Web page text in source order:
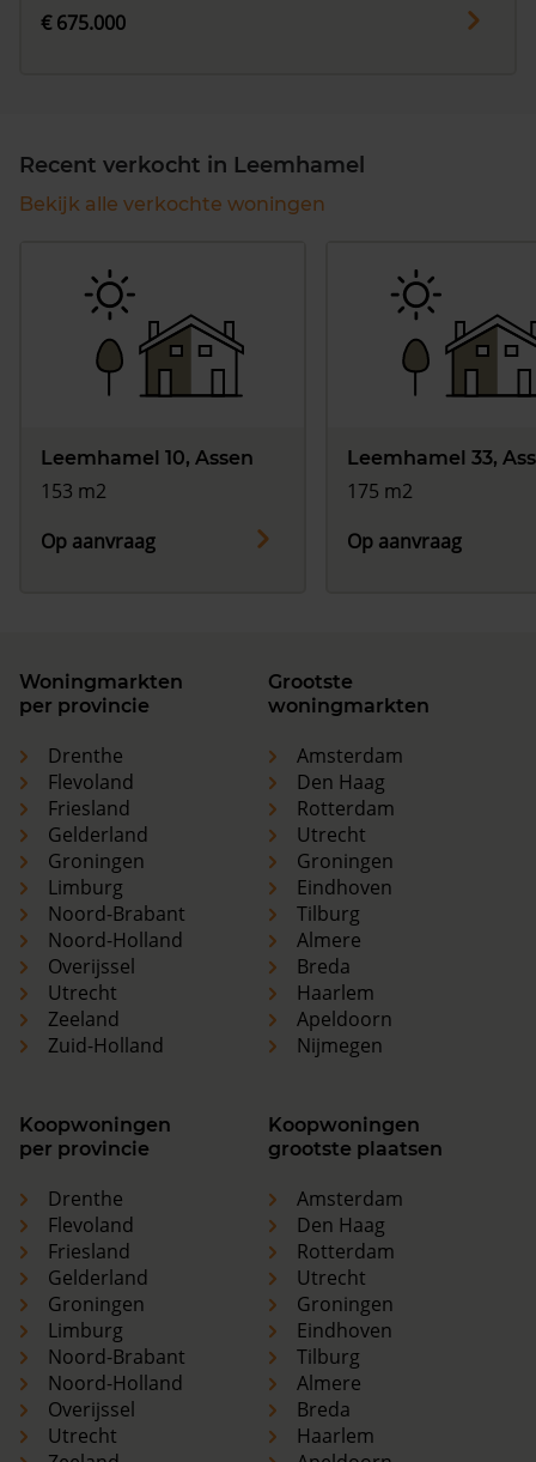
€ 675.000
Recent verkocht in Leemhamel
Bekijk alle verkochte woningen
Leemhamel 10, Assen
153 m2
Op aanvraag
Leemhamel 33,
175 m2
Op aanvraag
Woningmarkten
per provincie
Drenthe
Flevoland
Friesland
Gelderland
Groningen
Limburg
Noord-Brabant
Noord-Holland
Overijssel
Utrecht
Zeeland
Zuid-Holland
Grootste
woningmarkten
Amsterdam
Den Haag
Rotterdam
Utrecht
Groningen
Eindhoven
Tilburg
Almere
Breda
Haarlem
Apeldoorn
Nijmegen
Koopwoningen
per provincie
Drenthe
Flevoland
Friesland
Gelderland
Groningen
Limburg
Noord-Brabant
Noord-Holland
Overijssel
Utrecht
Koopwoningen
grootste plaatsen
Amsterdam
Den Haag
Rotterdam
Utrecht
Groningen
Eindhoven
Tilburg
Almere
Breda
Haarlem